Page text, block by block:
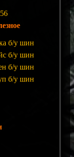
б/у шин
б/у шин
б/у шин
б/у шин